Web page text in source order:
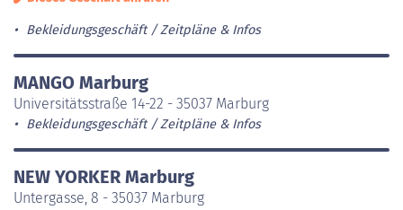
Bekleidungsgeschäft Zeitpläne & Infos
MANGO Marburg
Universitätsstraße 14-22 - 35037 Marburg
Bekleidungsgeschäft Zeitpläne & Infos
NEW YORKER Marburg
Untergasse, 8 - 35037 Marburg